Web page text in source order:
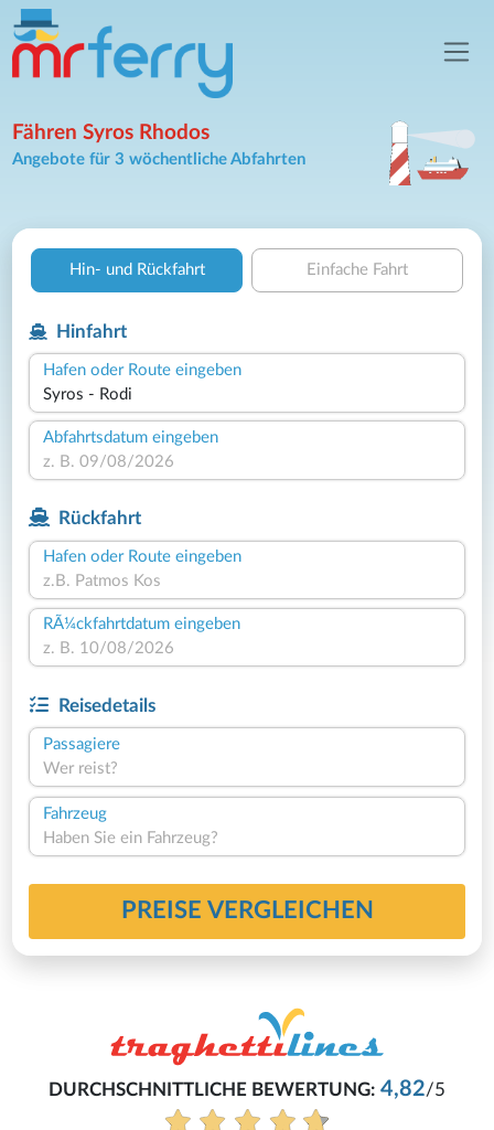
Fähren Syros Rhodos
Angebote für 3 wöchentliche Abfahrten
Hin- und Rückfahrt Einfache Fahrt
Hinfahrt
Hafen oder Route eingeben
Abfahrtsdatum eingeben
Rückfahrt
Hafen oder Route eingeben
RÃ¼ckfahrtdatum eingeben
Reisedetails
Passagiere
Wer reist?
Fahrzeug
Haben Sie ein Fahrzeug?
PREISE VERGLEICHEN
DURCHSCHNITTLICHE BEWERTUNG: 4,82/5